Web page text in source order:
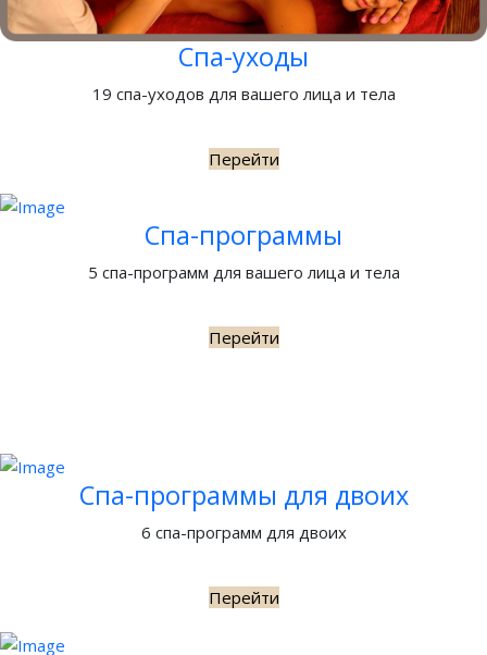
Спа-уходы
19 спа-уходов для вашего лица и тела
Перейти
Спа-программы
5 спа-программ для вашего лица и тела
Перейти
Спа-программы для двоих
6 спа-программ для двоих
Перейти